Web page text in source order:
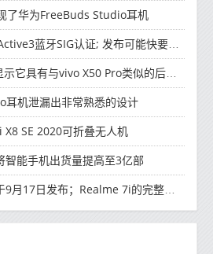
了华为FreeBuds Studio耳机
蓝牙SIG认证; 发布可能快要结束了
具有与vivo X50 Pro类似的后部设计
耳机泄漏出非常熟悉的设计
SE 2020可折叠无人机
智能手机出货量提高至3亿部
日发布；Realme 7i的完整规格并导致泄漏